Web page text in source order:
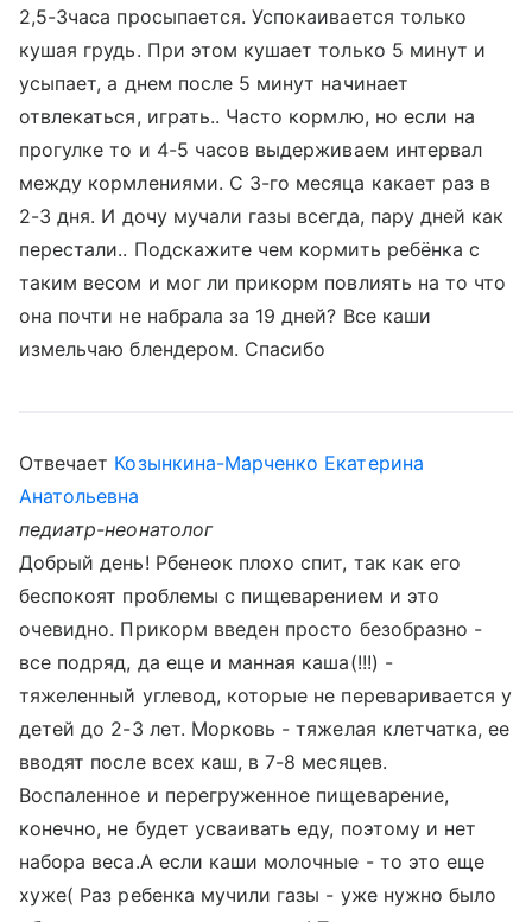
2,5-3часа просыпается. Успокаивается только
кушая грудь. При этом кушает только 5 минут и
усыпает, а днем после 5 минут начинает
отвлекаться, играть.. Часто кормлю, но если на
прогулке то и 4-5 часов выдерживаем интервал
между кормлениями. С 3-гo месяца какает раз в
2-3 дня. И дочу мучали газы всегда, пару дней как
перестали.. Подскажите чем кормить ребёнка с
таким весом и мог ли прикорм повлиять на то что
она почти не набрала за 19 дней? Все каши
измельчаю блендером. Спасибо
Отвечает Козынкина-Марченко Екатерина
Анатольевна
педиатр-неонатолог
Добрый день! Рбенеок плохо спит, так как его
беспокоят проблемы с пищеварением и это
очевидно. Прикорм введен просто безобразно -
все подряд, да еще и манная каша(!!!) -
тяжеленный углевод, которые не переваривается у
детей до 2-3 лет. Морковь - тяжелая клетчатка, ее
вводят после всех каш, в 7-8 месяцев.
Воспаленное и перегруженное пищеварение,
конечно, не будет усваивать еду, поэтому и нет
набора веса.А если каши молочные - то это еще
хуже( Раз ребенка мучили газы - уже нужно было